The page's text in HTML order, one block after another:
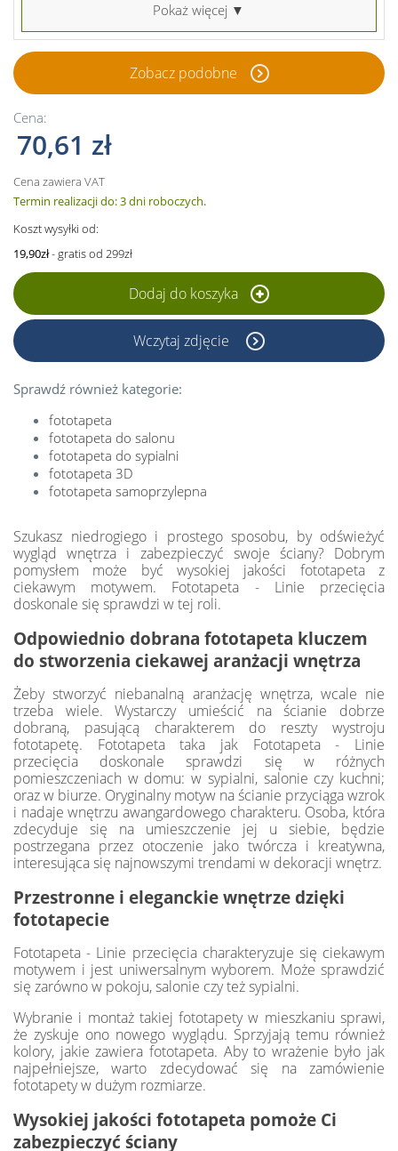
Pokaż więcej ▼
Zobacz podobne
Cena:
70,61 zł
Cena zawiera VAT
Termin realizacji do: 3 dni roboczych.
Koszt wysyłki od:
19,90zł- gratis od 299zł
Dodaj do koszyka
Wczytaj zdjęcie
Sprawdź również kategorie:
fototapeta
fototapeta do salonu
fototapeta do sypialni
fototapeta 3D
fototapeta samoprzylepna
Szukasz niedrogiego i prostego sposobu, by odświeżyć
wygląd wnętrza i zabezpieczyć swoje ściany? Dobrym
pomysłem może być wysokiej jakości fototapeta z
ciekawym motywem. Fototapeta - Linie przecięcia
doskonale się sprawdzi w tej roli.
Odpowiednio dobrana fototapeta kluczem
do stworzenia ciekawej aranżacji wnętrza
Żeby stworzyć niebanalną aranżację wnętrza, wcale nie
trzeba wiele. Wystarczy umieścić na ścianie dobrze
dobraną, pasującą charakterem do reszty wystroju
fototapetę. Fototapeta taka jak Fototapeta - Linie
przecięcia doskonale sprawdzi się w różnych
pomieszczeniach w domu: w sypialni, salonie czy kuchni;
oraz w biurze. Oryginalny motyw na ścianie przyciąga wzrok
i nadaje wnętrzu awangardowego charakteru. Osoba, która
zdecyduje się na umieszczenie jej u siebie, będzie
postrzegana przez otoczenie jako twórcza i kreatywna,
interesująca się najnowszymi trendami w dekoracji wnętrz.
Przestronne i eleganckie wnętrze dzięki
fototapecie
Fototapeta - Linie przecięcia charakteryzuje się ciekawym
motywem i jest uniwersalnym wyborem. Może sprawdzić
się zarówno w pokoju, salonie czy też sypialni.
Wybranie i montaż takiej fototapety w mieszkaniu sprawi,
że zyskuje ono nowego wyglądu. Sprzyjają temu również
kolory, jakie zawiera fototapeta. Aby to wrażenie było jak
najpełniejsze, warto zdecydować się na zamówienie
fototapety w dużym rozmiarze.
Wysokiej jakości fototapeta pomoże Ci
zabezpieczyć ściany